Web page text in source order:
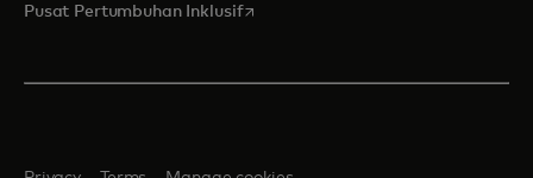
Pusat Pertumbuhan Inklusifopens in a new tab